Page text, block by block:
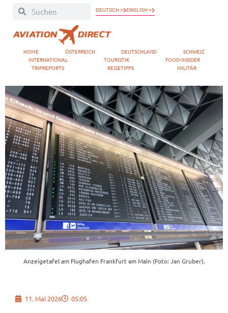
DEUTSCH » ENGLISH »
HOME ÖSTERREICH DEUTSCHLAND
SCHWEIZ
INTERNATIONAL
TOURISTIK
FOOD-INSIDER
TRIPREPORTS
REISETIPPS MILITÄR
Anzeigetafel am Flughafen Frankfurt am Main (Foto: Jan Gruber).
11. Mai 2026 05:05